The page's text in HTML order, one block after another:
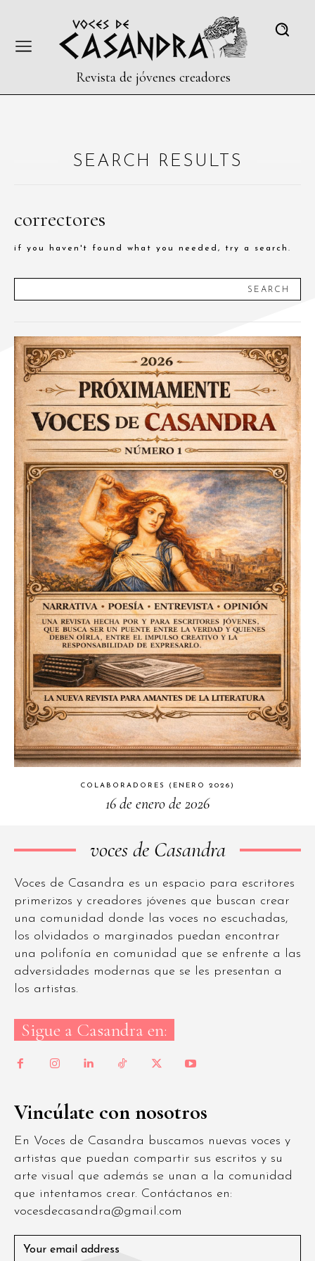
Revista de jóvenes creadores
SEARCH RESULTS
correctores
if you haven't found what you needed, try a search.
SEARCH
COLABORADORES (ENERO 2026)
16 de enero de 2026
voces de Casandra
Voces de Casandra es un espacio para escritores
primerizos y creadores jóvenes que buscan crear
una comunidad donde las voces no escuchadas,
los olvidados o marginados puedan encontrar
una polifonía en comunidad que se enfrente a las
adversidades modernas que se les presentan a
los artistas.
Sigue a Casandra en:
Vincúlate con nosotros
En Voces de Casandra buscamos nuevas voces y
artistas que puedan compartir sus escritos y su
arte visual que además se unan a la comunidad
que intentamos crear. Contáctanos en:
vocesdecasandra@gmail.com